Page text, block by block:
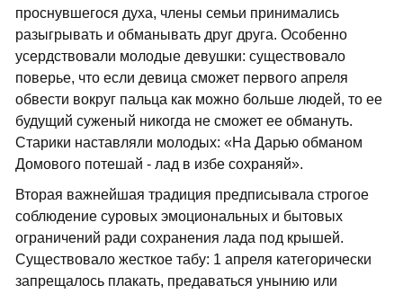
проснувшегося духа, члены семьи принимались
разыгрывать и обманывать друг друга. Особенно
усердствовали молодые девушки: существовало
поверье, что если девица сможет первого апреля
обвести вокруг пальца как можно больше людей, то ее
будущий суженый никогда не сможет ее обмануть.
Старики наставляли молодых: «На Дарью обманом
Домового потешай - лад в избе сохраняй».
Вторая важнейшая традиция предписывала строгое
соблюдение суровых эмоциональных и бытовых
ограничений ради сохранения лада под крышей.
Существовало жесткое табу: 1 апреля категорически
запрещалось плакать, предаваться унынию или